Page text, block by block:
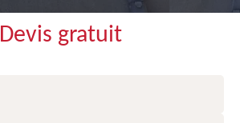
Devis gratuit